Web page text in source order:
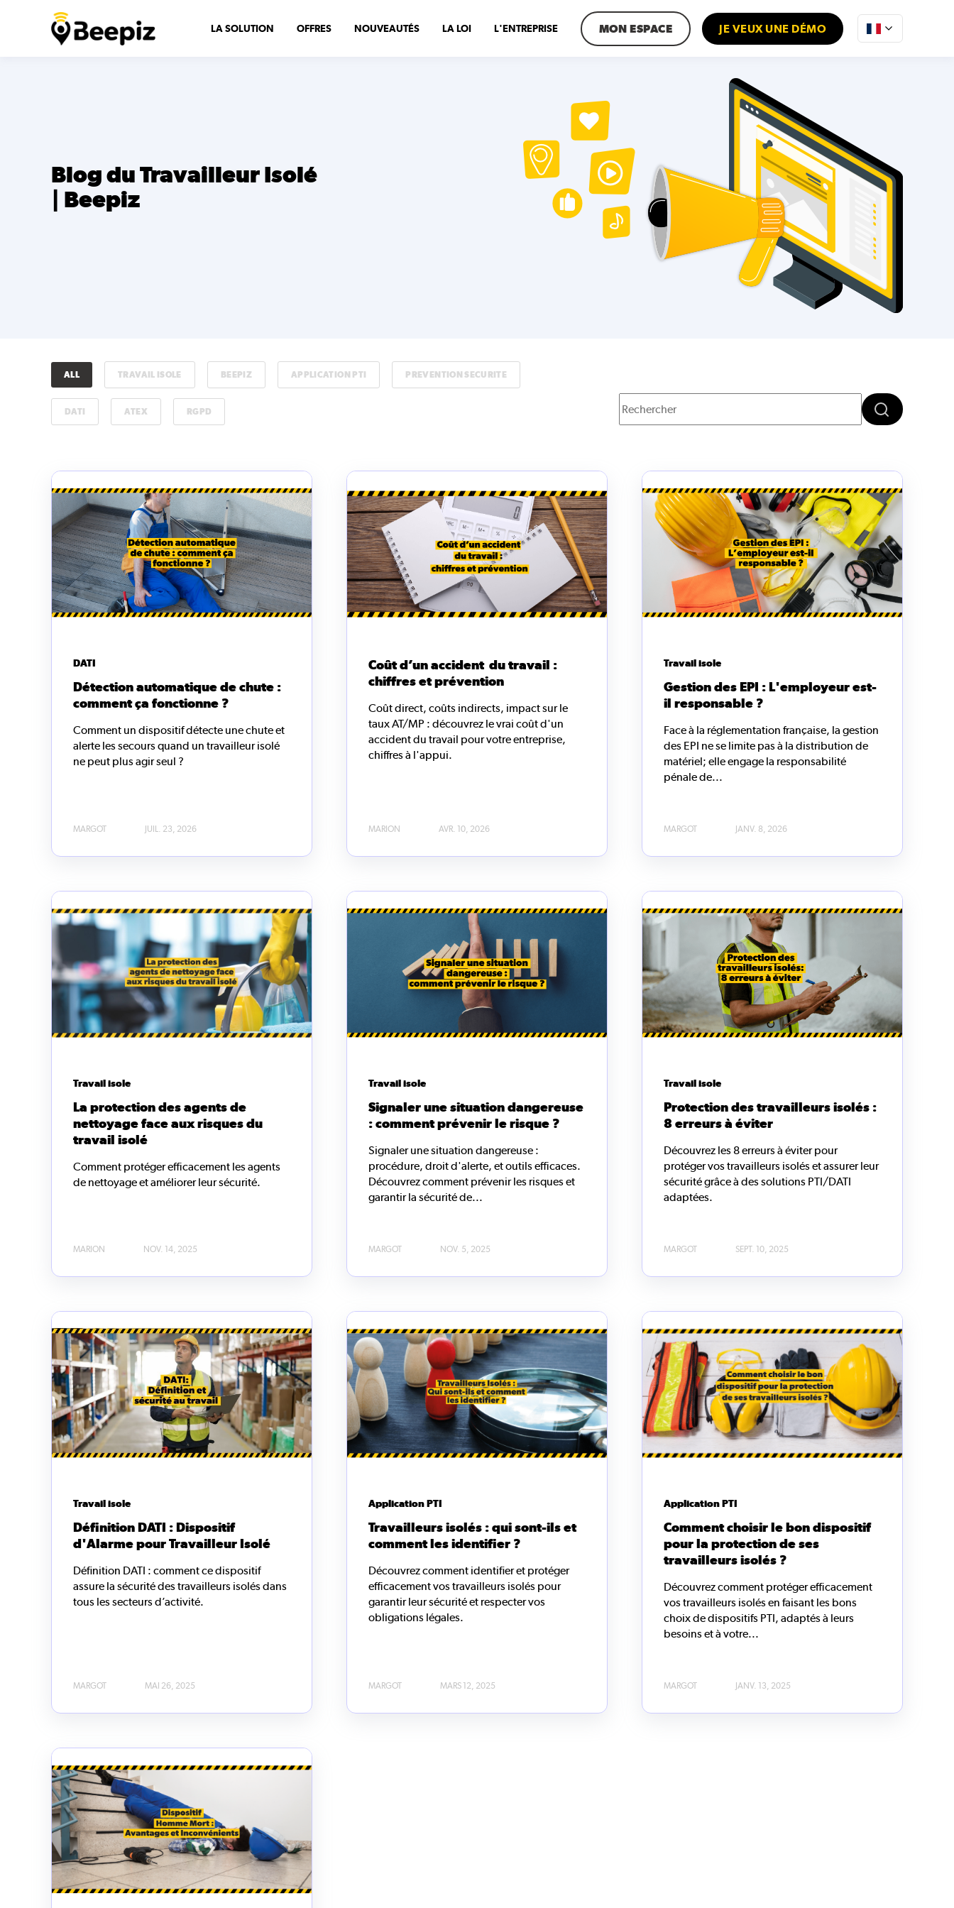
LA SOLUTION OFFRES NOUVEAUTÉS LA LOI L'ENTREPRISE MON ESPACE JE VEUX UNE DÉMO
Blog du Travailleur Isolé
| Beepiz
ALL TRAVAIL ISOLE BEEPIZ APPLICATION PTI PREVENTION SECURITE
DATI ATEX RGPD
Il s'agit d'un champ de recherche auquel est associée une
DATI
Détection automatique de chute :
comment ça fonctionne ?
Comment un dispositif détecte une chute et
alerte les secours quand un travailleur isolé
ne peut plus agir seul ?
MARGOT JUIL. 23, 2026
Coût d’un accident du travail :
chiffres et prévention
Coût direct, coûts indirects, impact sur le
taux AT/MP : découvrez le vrai coût d'un
accident du travail pour votre entreprise,
chiffres à l'appui.
MARION AVR. 10, 2026
Travail isole
Gestion des EPI : L'employeur est-
il responsable ?
Face à la réglementation française, la gestion
des EPI ne se limite pas à la distribution de
matériel; elle engage la responsabilité
pénale de...
MARGOT JANV. 8, 2026
Travail isole
La protection des agents de
nettoyage face aux risques du
travail isolé
Comment protéger efficacement les agents
de nettoyage et améliorer leur sécurité.
MARION NOV. 14, 2025
Travail isole
Signaler une situation dangereuse
: comment prévenir le risque ?
Signaler une situation dangereuse :
procédure, droit d'alerte, et outils efficaces.
Découvrez comment prévenir les risques et
garantir la sécurité de...
MARGOT NOV. 5, 2025
Travail isole
Protection des travailleurs isolés :
8 erreurs à éviter
Découvrez les 8 erreurs à éviter pour
protéger vos travailleurs isolés et assurer leur
sécurité grâce à des solutions PTI/DATI
adaptées.
MARGOT SEPT. 10, 2025
Travail isole
Définition DATI : Dispositif
d'Alarme pour Travailleur Isolé
Définition DATI : comment ce dispositif
assure la sécurité des travailleurs isolés dans
tous les secteurs d’activité.
MARGOT MAI 26, 2025
Application PTI
Travailleurs isolés : qui sont-ils et
comment les identifier ?
Découvrez comment identifier et protéger
efficacement vos travailleurs isolés pour
garantir leur sécurité et respecter vos
obligations légales.
MARGOT MARS 12, 2025
Application PTI
Comment choisir le bon dispositif
pour la protection de ses
travailleurs isolés ?
Découvrez comment protéger efficacement
vos travailleurs isolés en faisant les bons
choix de dispositifs PTI, adaptés à leurs
besoins et à votre...
MARGOT JANV. 13, 2025